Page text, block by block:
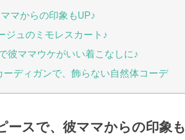
マからの印象もUP♪
ジュのミモレスカート♪
彼ママウケがいい着こなしに♪
ディガンで、飾らない自然体コーデ
スで、彼ママからの印象も